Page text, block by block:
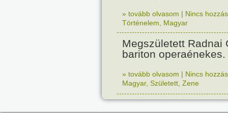
» tovább olvasom | Nincs
Történelem
Magyar
Megszületett Radnai
bariton operaénekes.
» tovább olvasom | Nincs
Magyar, Született Zene